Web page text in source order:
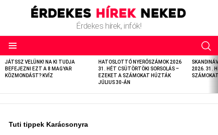
Érdekes hírek, infók!
LATEST
STORIES
JÁTSSZ VELÜNK! NA KI TUDJA
BEFEJEZNI EZT A 8 MAGYAR
KÖZMONDÁST? KVÍZ
HATOSLOTTÓ NYERŐSZÁMOK 2026
31. HÉT CSÜTÖRTÖKI SORSOLÁS –
EZEKET A SZÁMOKAT HÚZTÁK
JÚLIUS 30-ÁN
2026. 31.
Tuti tippek Karácsonyra